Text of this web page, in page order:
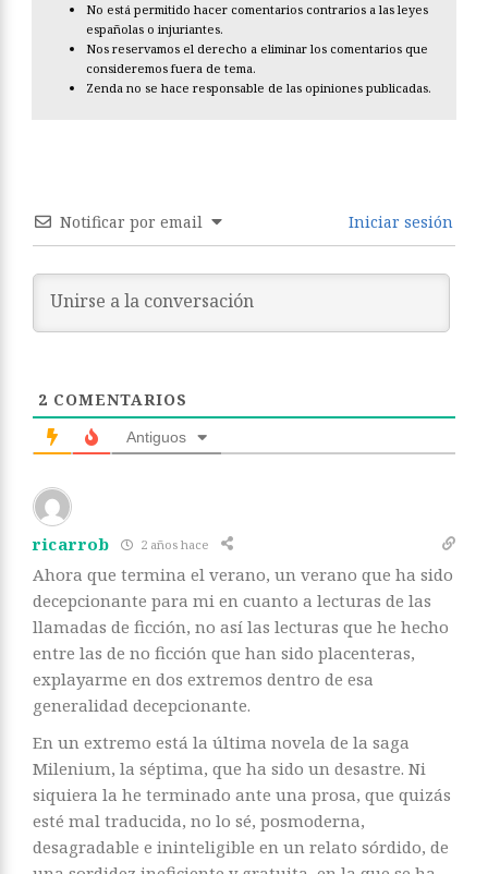
No está permitido hacer comentarios contrarios a las leyes
españolas o injuriantes.
Nos reservamos el derecho a eliminar los comentarios que
consideremos fuera de tema.
Zenda no se hace responsable de las opiniones publicadas.
Notificar por email Iniciar sesión
2 COMENTARIOS
Antiguos
ricarrob 2 años hace
Ahora que termina el verano, un verano que ha sido
decepcionante para mi en cuanto a lecturas de las
llamadas de ficción, no así las lecturas que he hecho
entre las de no ficción que han sido placenteras,
explayarme en dos extremos dentro de esa
generalidad decepcionante.
En un extremo está la última novela de la saga
Milenium, la séptima, que ha sido un desastre. Ni
siquiera la he terminado ante una prosa, que quizás
esté mal traducida, no lo sé, posmoderna,
desagradable e ininteligible en un relato sórdido, de